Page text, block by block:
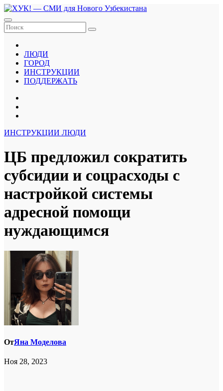
Перейти
к
содержанию
ЛЮДИ
ГОРОД
ИНСТРУКЦИИ
ПОДДЕРЖАТЬ
ИНСТРУКЦИИ ЛЮДИ
ЦБ предложил сократить
субсидии и соцрасходы с
настройкой системы
адресной помощи
нуждающимся
ОтЯна Моделова
Ноя 28, 2023